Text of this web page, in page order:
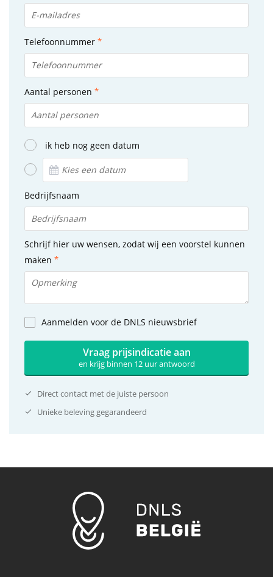
Telefoonnummer
Aantal personen
ik heb nog geen datum
Bedrijfsnaam
Schrijf hier uw wensen, zodat wij een voorstel kunnen
maken
Aanmelden voor de DNLS nieuwsbrief
Vraag prijsindicatie aan
en krijg binnen 12 uur antwoord
Direct contact met de juiste persoon
Unieke beleving gegarandeerd